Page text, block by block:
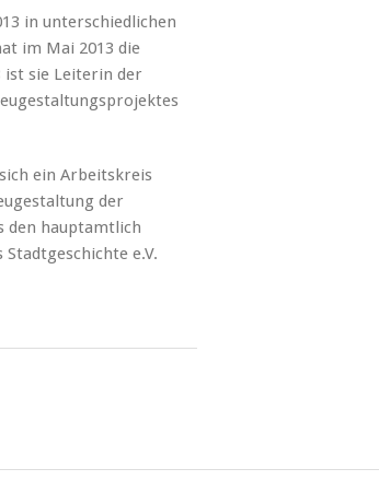
in unterschiedlichen
im Mai 2013 die
ist sie Leiterin der
ein Arbeitskreis
der
den hauptamtlich
e.V.